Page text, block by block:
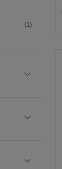
(1)
(3